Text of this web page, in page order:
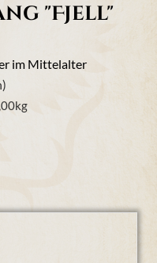
"Fjell"
im Mittelalter
kg